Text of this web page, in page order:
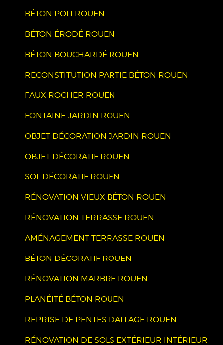
BÉTON POLI ROUEN
BÉTON ÉRODÉ ROUEN
BÉTON BOUCHARDÉ ROUEN
RECONSTITUTION PARTIE BÉTON ROUEN
FAUX ROCHER ROUEN
FONTAINE JARDIN ROUEN
OBJET DÉCORATION JARDIN ROUEN
OBJET DÉCORATIF ROUEN
SOL DÉCORATIF ROUEN
RÉNOVATION VIEUX BÉTON ROUEN
RÉNOVATION TERRASSE ROUEN
AMÉNAGEMENT TERRASSE ROUEN
BÉTON DÉCORATIF ROUEN
RÉNOVATION MARBRE ROUEN
PLANÉITÉ BÉTON ROUEN
REPRISE DE PENTES DALLAGE ROUEN
RÉNOVATION DE SOLS EXTÉRIEUR INTÉRIEUR